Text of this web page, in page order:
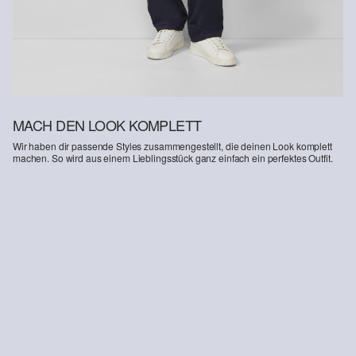
HIER online anmelden.
MACH DEN LOOK KOMPLETT
Wir haben dir passende Styles zusammengestellt, die deinen Look komplett
machen. So wird aus einem Lieblingsstück ganz einfach ein perfektes Outfit.